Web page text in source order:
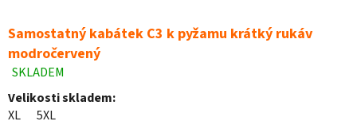
Samostatný kabátek C3 k pyžamu krátký rukáv
modročervený
Průměrné
hodnocení
produktu
SKLADEM
Velikosti skladem:
XL
5XL